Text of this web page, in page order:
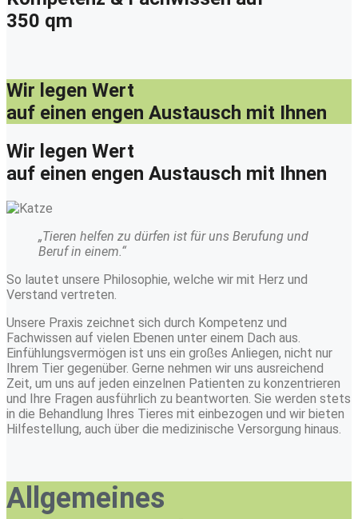
350 qm
Wir legen Wert
auf einen engen Austausch mit Ihnen
Wir legen Wert
auf einen engen Austausch mit Ihnen
„Tieren helfen zu dürfen ist für uns Berufung und
Beruf in einem.“
So lautet unsere Philosophie, welche wir mit Herz und
Verstand vertreten.
Unsere Praxis zeichnet sich durch Kompetenz und
Fachwissen auf vielen Ebenen unter einem Dach aus.
Einfühlungsvermögen ist uns ein großes Anliegen, nicht nur
Ihrem Tier gegenüber. Gerne nehmen wir uns ausreichend
Zeit, um uns auf jeden einzelnen Patienten zu konzentrieren
und Ihre Fragen ausführlich zu beantworten. Sie werden stets
in die Behandlung Ihres Tieres mit einbezogen und wir bieten
Hilfestellung, auch über die medizinische Versorgung hinaus.
Allgemeines